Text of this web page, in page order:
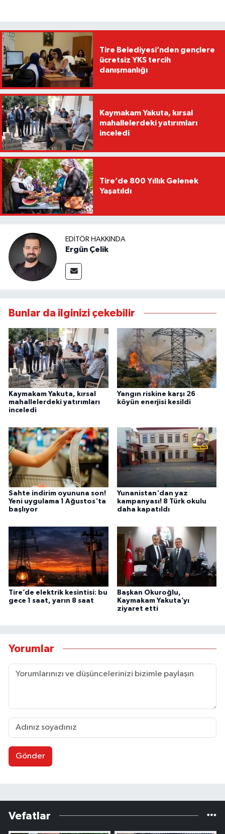
Tire Belediyesi’nden gençlere
ücretsiz YKS tercih
danışmanlığı
Kaymakam Yakuta, kırsal
mahallelerdeki yatırımları
inceledi
Tire’de 800 Yıllık Gelenek
Yaşatıldı
EDITÖR HAKKINDA
Ergün Çelik
Bunlar da ilginizi çekebilir
Kaymakam Yakuta, kırsal
mahallelerdeki yatırımları
inceledi
Yangın riskine karşı 26
köyün enerjisi kesildi
Sahte indirim oyununa son!
Yeni uygulama 1 Ağustos'ta
başlıyor
Yunanistan'dan yaz
kampanyası! 8 Türk okulu
daha kapatıldı
Tire’de elektrik kesintisi: bu
gece 1 saat, yarın 8 saat
Başkan Okuroğlu,
Kaymakam Yakuta’yı
ziyaret etti
Yorumlar
Gönder
Vefatlar